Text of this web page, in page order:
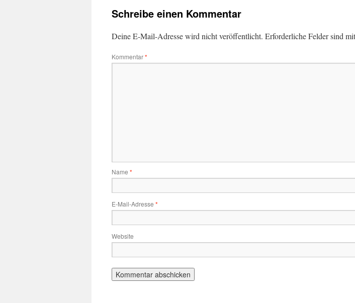
Schreibe einen Kommentar
Deine E-Mail-Adresse wird nicht veröffentlicht. Erforderliche Felder sind
Kommentar*
Name *
E-Mail-Adresse *
Website